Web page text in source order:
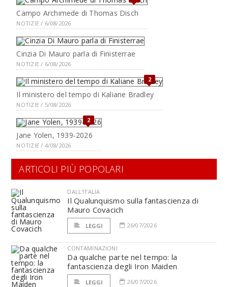
Campo Archimede di Thomas Disch
NOTIZIE / 6/08/2026
Cinzia Di Mauro parla di Finisterrae
NOTIZIE / 6/08/2026
2
Il ministero del tempo di Kaliane Bradley
NOTIZIE / 5/08/2026
2
Jane Yolen, 1939-2026
NOTIZIE / 4/08/2026
ARTICOLI PIÙ POPOLARI
DALL'ITALIA
Il Qualunquismo sulla fantascienza di
Mauro Covacich
LEGGI 26/07/2026
CONTAMINAZIONI
Da qualche parte nel tempo: la
fantascienza degli Iron Maiden
LEGGI 26/07/2026